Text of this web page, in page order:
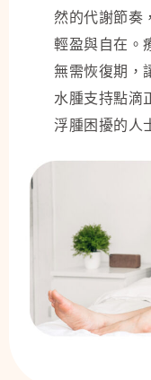
然的代謝節奏
輕盈與自在。
無需恢復期，
水腫支持點滴
浮腫困擾的人